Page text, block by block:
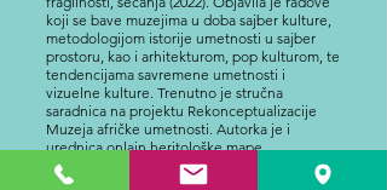
koji se bave muzejima u doba sajber kulture,
metodologijom istorije umetnosti u sajber
prostoru, kao i arhitekturom, pop kulturom, te
tendencijama savremene umetnosti i
vizuelne kulture. Trenutno je stručna
saradnica na projektu Rekonceptualizacije
Muzeja afričke umetnosti. Autorka je i
urednica onlajn heritološke mape
https://nesvrstani.rs/) i deo uredničkog tima
sajta (
https://um.edu.rs/html/
). Trenutno radi